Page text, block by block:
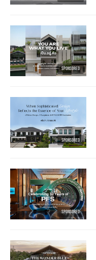
SPONSORED
SPONSORED
SPONSORED